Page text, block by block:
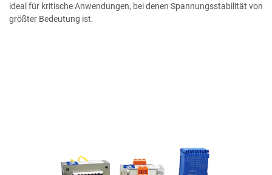
ideal für kritische Anwendungen, bei denen Spannungsstabilität von
größter Bedeutung ist.